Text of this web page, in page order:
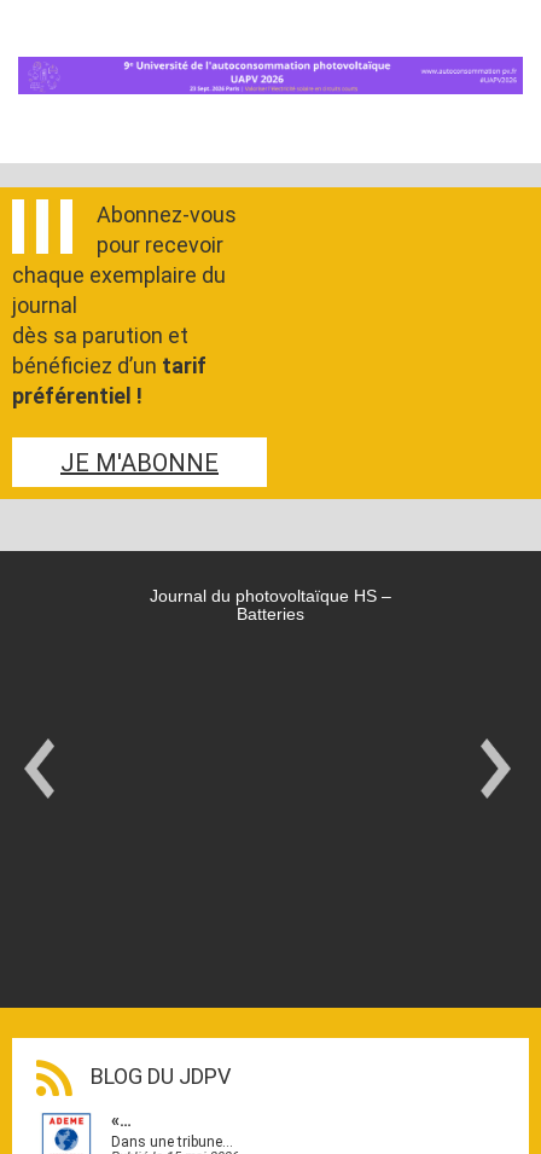
Abonnez-vous
pour recevoir
chaque exemplaire du
journal
dès sa parution et
bénéficiez d’un tarif
préférentiel !
JE M'ABONNE
Journal du photovoltaïque HS –
Batteries
BLOG DU JDPV
«…
Dans une tribune…